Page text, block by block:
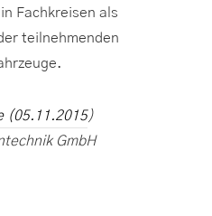
Fachkreisen als
teilnehmenden
(05.11.2015)
GmbH